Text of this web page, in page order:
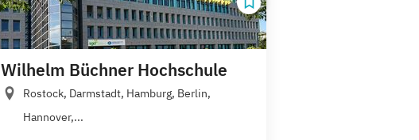
Wilhelm Büchner Hochschule
Rostock, Darmstadt, Hamburg, Berlin,
Hannover,...